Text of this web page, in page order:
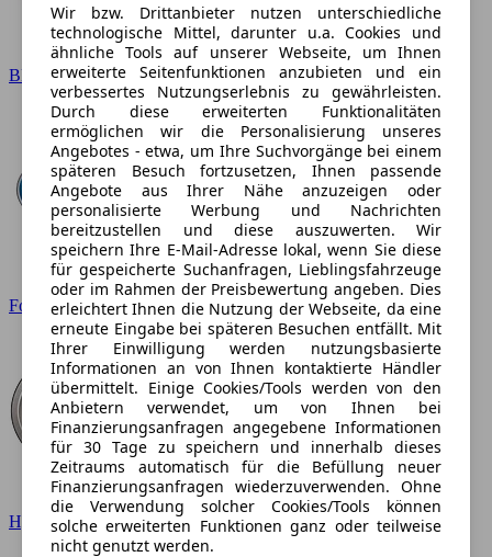
BMW
Ford
Hyundai
Wir bzw. Drittanbieter nutzen unterschiedliche
technologische Mittel, darunter u.a. Cookies und
ähnliche Tools auf unserer Webseite, um Ihnen
erweiterte Seitenfunktionen anzubieten und ein
verbessertes Nutzungserlebnis zu gewährleisten.
Durch diese erweiterten Funktionalitäten
ermöglichen wir die Personalisierung unseres
Angebotes - etwa, um Ihre Suchvorgänge bei einem
späteren Besuch fortzusetzen, Ihnen passende
Angebote aus Ihrer Nähe anzuzeigen oder
personalisierte Werbung und Nachrichten
bereitzustellen und diese auszuwerten. Wir
speichern Ihre E-Mail-Adresse lokal, wenn Sie diese
für gespeicherte Suchanfragen, Lieblingsfahrzeuge
oder im Rahmen der Preisbewertung angeben. Dies
erleichtert Ihnen die Nutzung der Webseite, da eine
erneute Eingabe bei späteren Besuchen entfällt. Mit
Ihrer Einwilligung werden nutzungsbasierte
Informationen an von Ihnen kontaktierte Händler
übermittelt. Einige Cookies/Tools werden von den
Anbietern verwendet, um von Ihnen bei
Finanzierungsanfragen angegebene Informationen
für 30 Tage zu speichern und innerhalb dieses
Zeitraums automatisch für die Befüllung neuer
Finanzierungsanfragen wiederzuverwenden. Ohne
die Verwendung solcher Cookies/Tools können
solche erweiterten Funktionen ganz oder teilweise
nicht genutzt werden.